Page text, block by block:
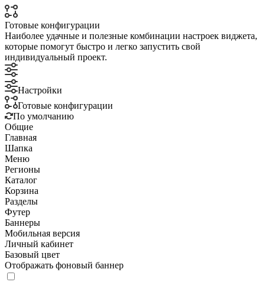
Готовые конфигурации
Наиболее удачные и полезные комбинации настроек виджета,
которые помогут быстро и легко запустить свой
индивидуальный проект.
Настройки
Готовые конфигурации
По умолчанию
Общие
Главная
Шапка
Меню
Регионы
Каталог
Корзина
Разделы
Футер
Баннеры
Мобильная версия
Личный кабинет
Базовый цвет
Отображать фоновый баннер